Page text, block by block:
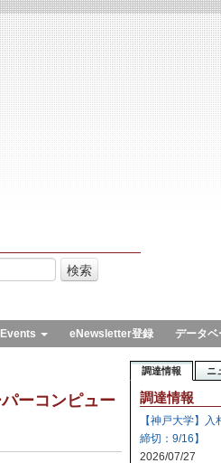
Events eNewsletter登録 データベ
ーコンピュー
調達情報 ニ
調達情報
【神戸大学】
締切：9/16】
2026/07/27